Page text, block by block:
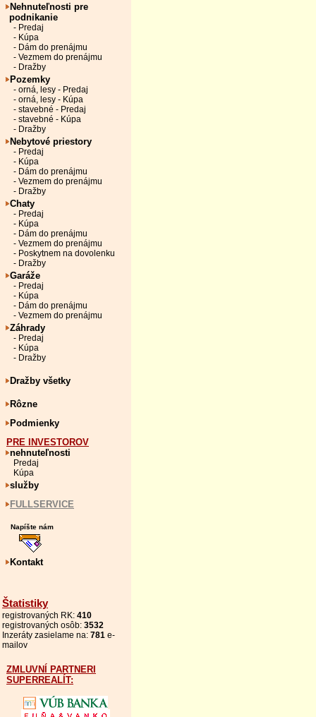
Nehnuteľnosti pre
podnikanie
- Predaj
- Kúpa
- Dám do prenájmu
- Vezmem do prenájmu
- Dražby
Pozemky
- orná, lesy - Predaj
- orná, lesy - Kúpa
- stavebné - Predaj
- stavebné - Kúpa
- Dražby
Nebytové priestory
- Predaj
- Kúpa
- Dám do prenájmu
- Vezmem do prenájmu
- Dražby
Chaty
- Predaj
- Kúpa
- Dám do prenájmu
- Vezmem do prenájmu
- Poskytnem na dovolenku
- Dražby
Garáže
- Predaj
- Kúpa
- Dám do prenájmu
- Vezmem do prenájmu
Záhrady
- Predaj
- Kúpa
- Dražby
Dražby všetky
Rôzne
Podmienky
PRE INVESTOROV
nehnuteľnosti
Predaj
Kúpa
služby
FULLSERVICE
Napíšte nám
Kontakt
Štatistiky
registrovaných RK: 410
registrovaných osôb: 3532
Inzeráty zasielame na: 781 e-
mailov
ZMLUVNÍ PARTNERI
SUPERREALÍT: